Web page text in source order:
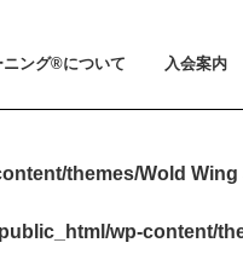
ング®について
ニング®とは
ご紹介
ズについて
入会案内
入会案内
料金とお
体験会と
ビジター
会員規約
themes/Wold
wp-content/